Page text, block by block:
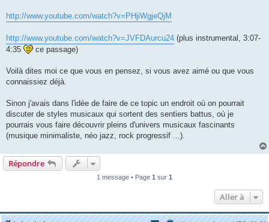
http://www.youtube.com/watch?v=PHjiWgjeQjM
http://www.youtube.com/watch?v=JVFDAurcu24 (plus instrumental, 3:07-
4:35
ce passage)
Voilà dites moi ce que vous en pensez, si vous avez aimé ou que vous
connaissiez déjà.
Sinon j'avais dans l'idée de faire de ce topic un endroit où on pourrait
discuter de styles musicaux qui sortent des sentiers battus, où je
pourrais vous faire découvrir pleins d'univers musicaux fascinants
(musique minimaliste, néo jazz, rock progressif ...).
Répondre
1 message • Page 1 sur 1
Aller à